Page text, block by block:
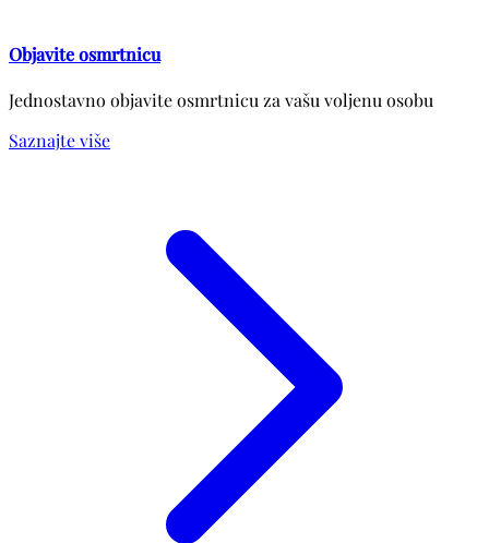
Objavite osmrtnicu
Jednostavno objavite osmrtnicu za vašu voljenu osobu
Saznajte više